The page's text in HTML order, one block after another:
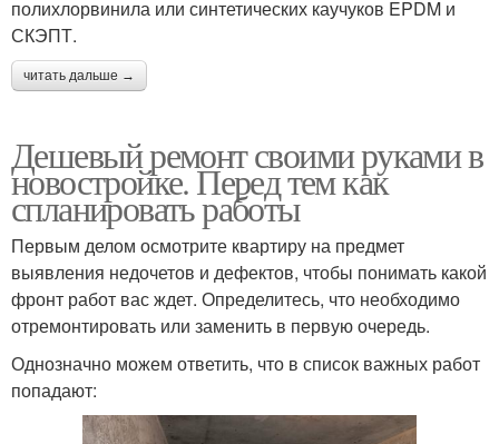
полихлорвинила или синтетических каучуков EPDM и
СКЭПТ.
читать дальше →
Дешевый ремонт своими руками в
новостройке. Перед тем как
спланировать работы
Первым делом осмотрите квартиру на предмет
выявления недочетов и дефектов, чтобы понимать какой
фронт работ вас ждет. Определитесь, что необходимо
отремонтировать или заменить в первую очередь.
Однозначно можем ответить, что в список важных работ
попадают: